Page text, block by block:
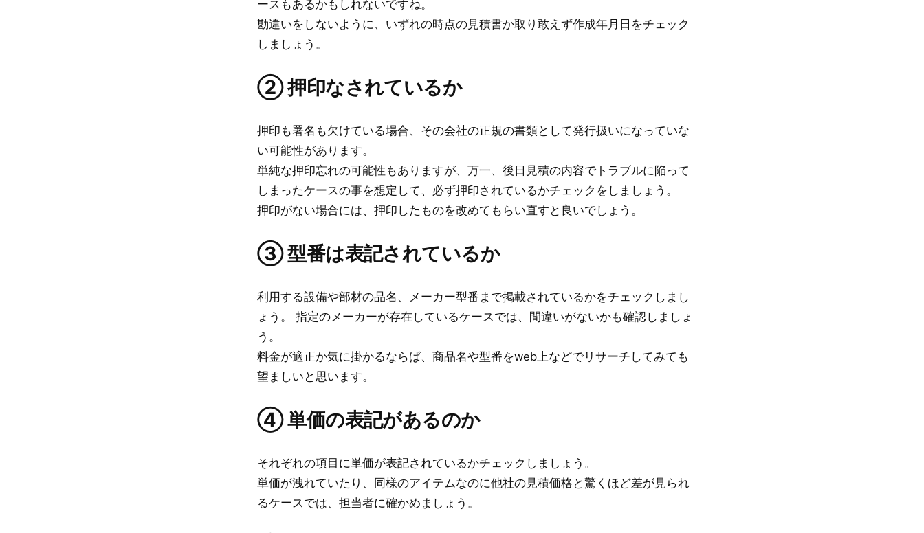
ースもあるかもしれないですね。
勘違いをしないように、いずれの時点の見積書か取り敢えず作成年月日をチェック
しましょう。
② 押印なされているか
押印も署名も欠けている場合、その会社の正規の書類として発行扱いになっていな
い可能性があります。
単純な押印忘れの可能性もありますが、万一、後日見積の内容でトラブルに陥って
しまったケースの事を想定して、必ず押印されているかチェックをしましょう。
押印がない場合には、押印したものを改めてもらい直すと良いでしょう。
③ 型番は表記されているか
利用する設備や部材の品名、メーカー型番まで掲載されているかをチェックしまし
ょう。 指定のメーカーが存在しているケースでは、間違いがないかも確認しましょ
う。
料金が適正か気に掛かるならば、商品名や型番をweb上などでリサーチしてみても
望ましいと思います。
④ 単価の表記があるのか
それぞれの項目に単価が表記されているかチェックしましょう。
単価が洩れていたり、同様のアイテムなのに他社の見積価格と驚くほど差が見られ
るケースでは、担当者に確かめましょう。